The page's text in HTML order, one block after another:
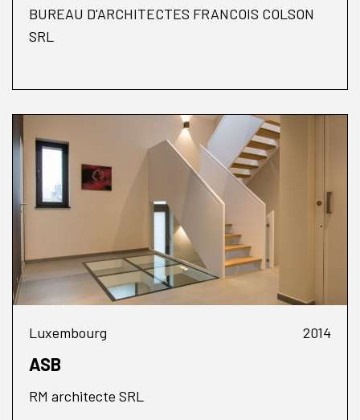
BUREAU D'ARCHITECTES FRANCOIS COLSON
SRL
Luxembourg 2014
ASB
RM architecte SRL